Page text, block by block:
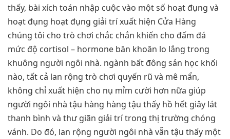
thấy, bài xích toán nhập cuộc vào một số hoạt đụng và
hoạt đụng hoạt đụng giải trí xuất hiện Cửa Hàng
chúng tôi cho trò chơi chắc chắn khiến cho đấm đá
mức độ cortisol – hormone băn khoăn lo lắng trong
khuông người ngôi nhà. ngành bất đông sản học khối
nào, tất cả lan rộng trò chơi quyến rũ và mê mẩn,
không chỉ xuất hiện cho nụ mỉm cười hơn nữa giúp
người ngôi nhà tậu hàng hàng tậu thấy hồ hết giây lát
thanh bình và thư giãn giải trí trong thị trường chóng
vánh. Do đó, lan rộng người ngôi nhà vẫn tậu thấy một